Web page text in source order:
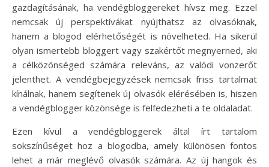
gazdagításának, ha vendégbloggereket hívsz meg. Ezzel
nemcsak új perspektívákat nyújthatsz az olvasóknak,
hanem a blogod elérhetőségét is növelheted. Ha sikerül
olyan ismertebb bloggert vagy szakértőt megnyerned, aki
a célközönséged számára releváns, az valódi vonzerőt
jelenthet. A vendégbejegyzések nemcsak friss tartalmat
kínálnak, hanem segítenek új olvasók elérésében is, hiszen
a vendégblogger közönsége is felfedezheti a te oldaladat.
Ezen kívül a vendégbloggerek által írt tartalom
sokszínűséget hoz a blogodba, amely különösen fontos
lehet a már meglévő olvasók számára. Az új hangok és